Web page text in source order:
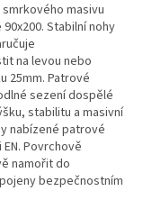
masivu
Stabilní nohy
na levou nebo
25mm. Patrové
sezení dospělé
stabilitu a masivní
nabízené patrové
EN. Povrchově
namořit do
bezpečnostním